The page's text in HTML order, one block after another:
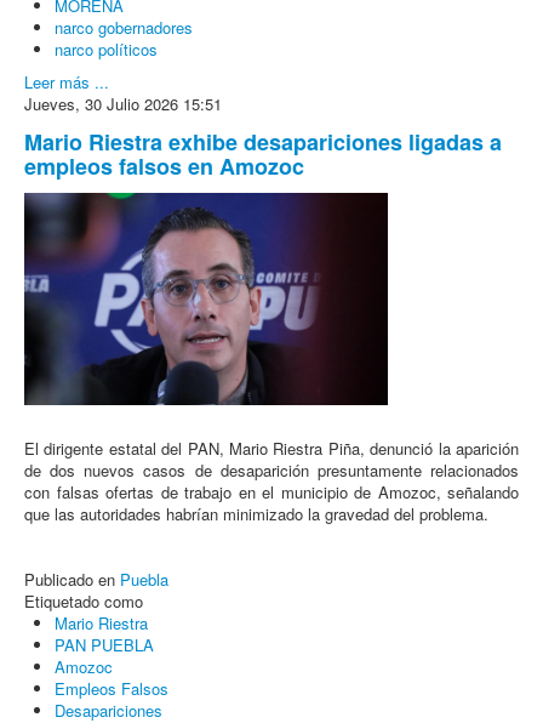
MORENA
narco gobernadores
narco políticos
Leer más ...
Jueves, 30 Julio 2026 15:51
Mario Riestra exhibe desapariciones ligadas a
empleos falsos en Amozoc
El dirigente estatal del PAN, Mario Riestra Piña, denunció la aparición
de dos nuevos casos de desaparición presuntamente relacionados
con falsas ofertas de trabajo en el municipio de Amozoc, señalando
que las autoridades habrían minimizado la gravedad del problema.
Publicado en Puebla
Etiquetado como
Mario Riestra
PAN PUEBLA
Amozoc
Empleos Falsos
Desapariciones